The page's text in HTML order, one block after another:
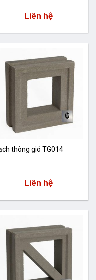
Liên hệ
thông gió TG014
Liên hệ